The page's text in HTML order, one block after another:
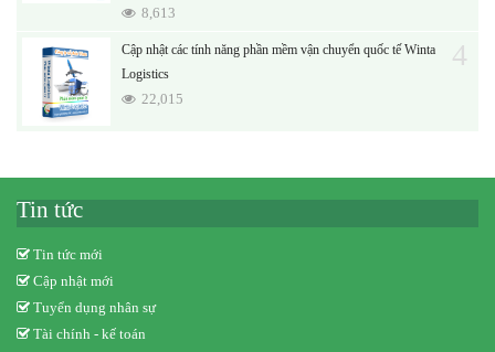
8,613
Cập nhật các tính năng phần mềm vận chuyển quốc tế Winta
Logistics
22,015
4
Tin tức
Tin tức mới
Cập nhật mới
Tuyển dụng nhân sự
Tài chính - kế toán